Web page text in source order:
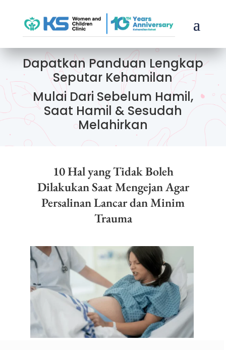
Dapatkan Panduan Lengkap
Seputar Kehamilan
Mulai Dari Sebelum Hamil,
Saat Hamil & Sesudah
Melahirkan
10 Hal yang Tidak Boleh
Dilakukan Saat Mengejan Agar
Persalinan Lancar dan Minim
Trauma